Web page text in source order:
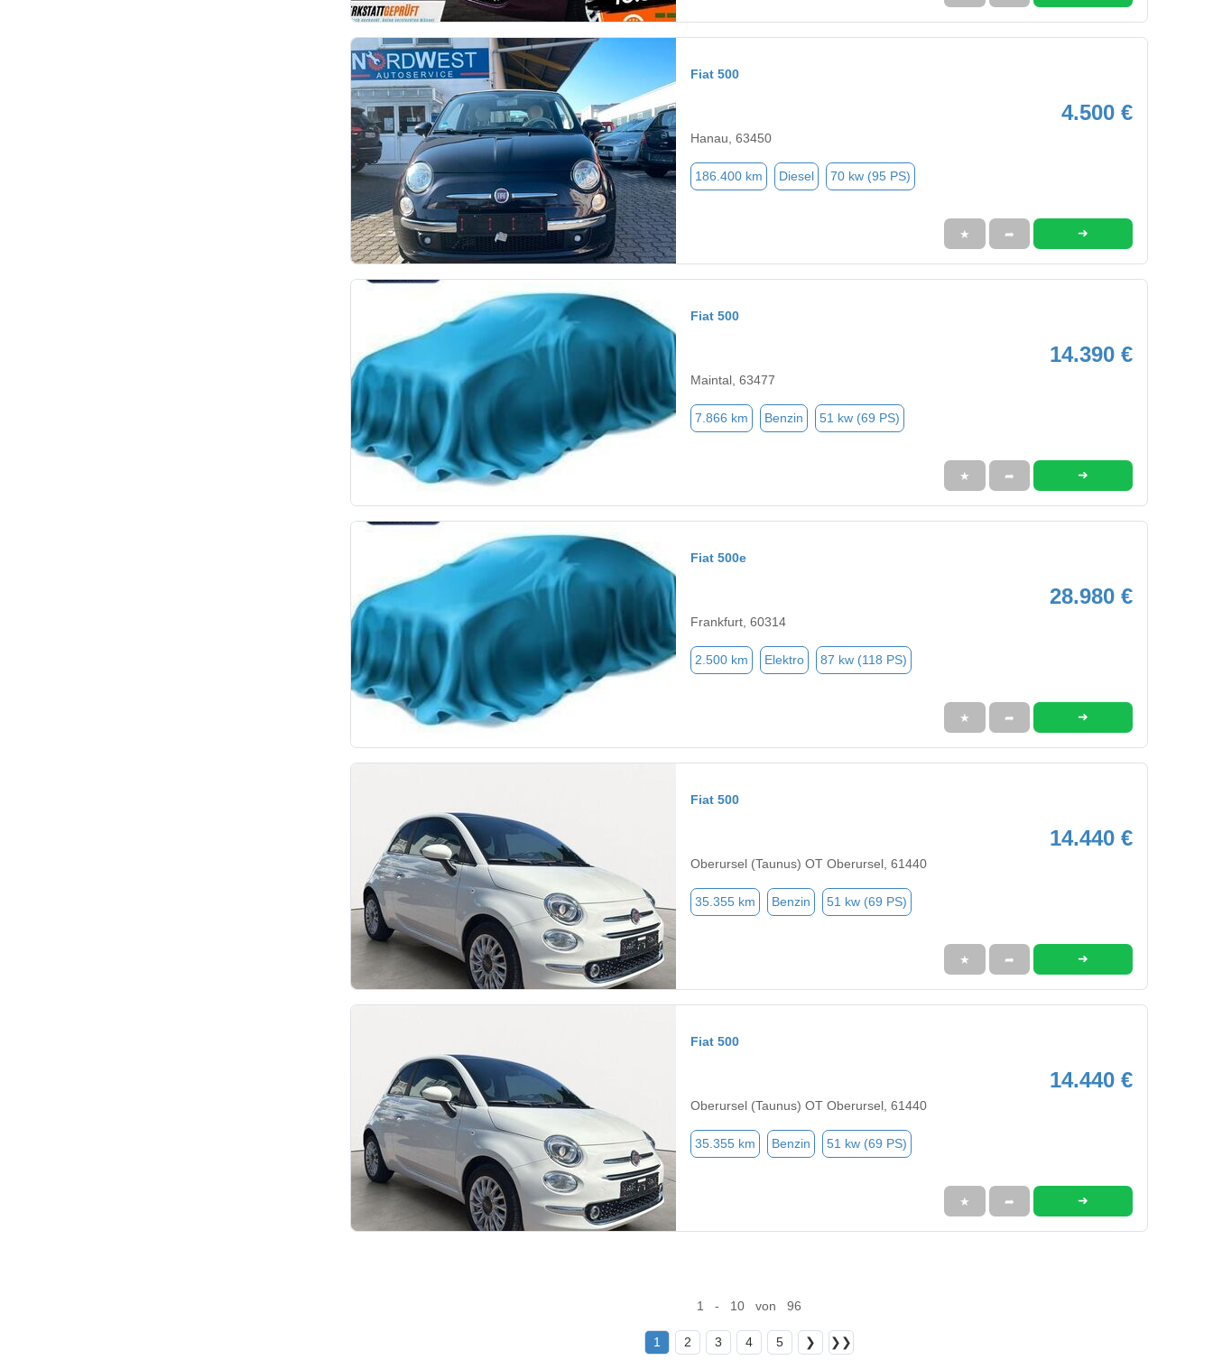
Fiat 500
4.500 €
Hanau, 63450
186.400 km Diesel 70 kw (95 PS)
★ ➦ ➜
Fiat 500
14.390 €
Maintal, 63477
7.866 km Benzin 51 kw (69 PS)
★ ➦ ➜
Fiat 500e
28.980 €
Frankfurt, 60314
2.500 km Elektro 87 kw (118 PS)
★ ➦ ➜
Fiat 500
14.440 €
Oberursel (Taunus) OT Oberursel, 61440
35.355 km Benzin 51 kw (69 PS)
★ ➦ ➜
Fiat 500
14.440 €
Oberursel (Taunus) OT Oberursel, 61440
35.355 km Benzin 51 kw (69 PS)
★ ➦ ➜
1 - 10 von 96
1 2 3 4 5 ❯ ❯❯